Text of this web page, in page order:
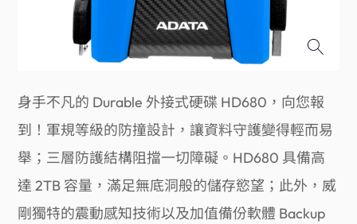
身手不凡的 Durable 外接式硬碟 HD680，向您報
到！軍規等級的防撞設計，讓資料守護變得輕而易
舉；三層防護結構阻擋一切障礙。HD680 具備高
達 2TB 容量，滿足無底洞般的儲存慾望；此外，威
剛獨特的震動感知技術以及加值備份軟體 Backup